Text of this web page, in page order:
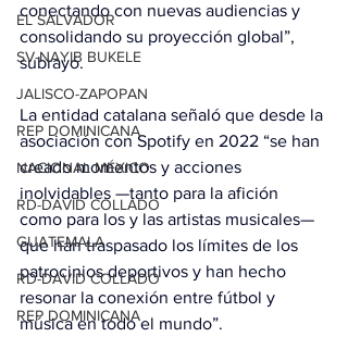
EL SALVADOR
SV-NAYIB BUKELE
JALISCO-ZAPOPAN
REP DOMINICANA
NACIONAL MÉXICO
RD-DAVID COLLADO
GUATEMALA
RD-DAVID COLLADO
REP DOMINICANA
conectando con nuevas audiencias y
consolidando su proyección global”,
subrayó.
La entidad catalana señaló que desde la
asociación con Spotify en 2022 “se han
creado momentos y acciones
inolvidables —tanto para la afición
como para los y las artistas musicales—
que han traspasado los límites de los
patrocinios deportivos y han hecho
resonar la conexión entre fútbol y
música en todo el mundo”.